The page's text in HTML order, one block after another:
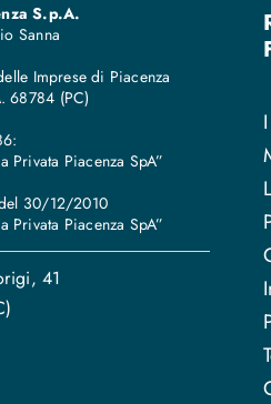
S.p.A.
Sanna
Imprese di Piacenza
68784 (PC)
Privata Piacenza SpA”
30/12/2010
Privata Piacenza SpA”
41